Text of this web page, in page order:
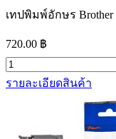
เทปพิมพ์อักษร
720.00 ฿
รายละเอียดสินค้า